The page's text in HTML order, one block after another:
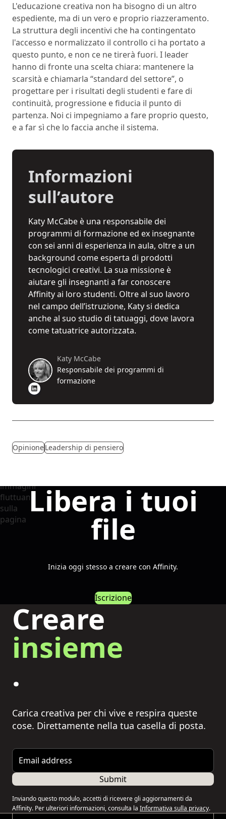
L'educazione creativa non ha bisogno di un altro
espediente, ma di un vero e proprio riazzeramento.
La struttura degli incentivi che ha contingentato
l'accesso e normalizzato il controllo ci ha portato a
questo punto, e non ce ne tirerà fuori. I leader
hanno di fronte una scelta chiara: mantenere la
scarsità e chiamarla “standard del settore”, o
progettare per i risultati degli studenti e fare di
continuità, progressione e fiducia il punto di
partenza. Noi ci impegniamo a fare proprio questo,
e a far sì che lo faccia anche il sistema.
Informazioni
sull’autore
Katy McCabe è una responsabile dei
programmi di formazione ed ex insegnante
con sei anni di esperienza in aula, oltre a un
background come esperta di prodotti
tecnologici creativi. La sua missione è
aiutare gli insegnanti a far conoscere
Affinity ai loro studenti. Oltre al suo lavoro
nel campo dell’istruzione, Katy si dedica
anche al suo studio di tatuaggi, dove lavora
come tatuatrice autorizzata.
Katy McCabe
Responsabile dei programmi di
formazione
OpinioneLeadership di pensiero
Libera i tuoi
file
Inizia oggi stesso a creare con Affinity.
Iscrizione
Creare
insieme
.
Carica creativa per chi vive e respira queste
cose. Direttamente nella tua casella di posta.
Email address
Submit
Inviando questo modulo, accetti di ricevere gli aggiornamenti da
Affinity. Per ulteriori informazioni, consulta la Informativa sulla privacy.